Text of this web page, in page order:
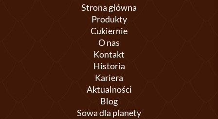
Strona główna
Produkty
Cukiernie
O nas
Kontakt
Historia
Kariera
Aktualności
Blog
Sowa dla planety